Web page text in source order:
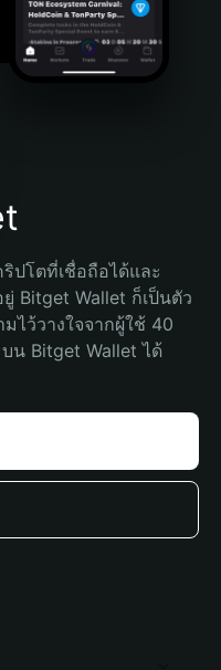
ปโตที่เชื่อถือได้และ
Bitget Wallet ก็เป็นตัว
ไว้วางใจจากผู้ใช้ 40
น Bitget Wallet ได้